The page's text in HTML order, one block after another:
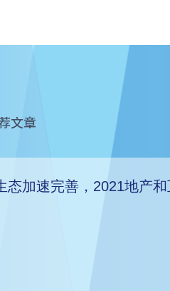
文章
态加速完善，2021地产